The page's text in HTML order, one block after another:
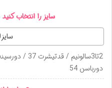
سایز را انتخاب کنید
سایز40
دورباسن 54